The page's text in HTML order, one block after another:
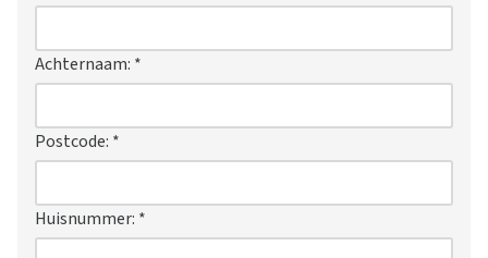
Achternaam: *
Postcode: *
Huisnummer: *